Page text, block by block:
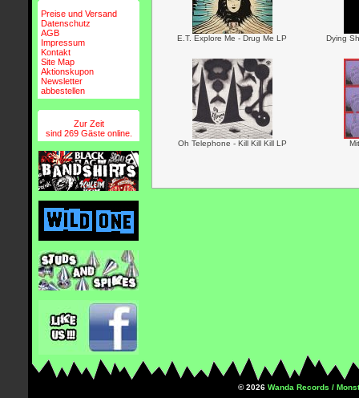
Preise und Versand
Datenschutz
AGB
Impressum
Kontakt
Site Map
Aktionskupon
Newsletter
abbestellen
Zur Zeit
sind 269 Gäste online.
E.T. Explore Me - Drug Me LP Dying
Oh Telephone - Kill Kill Kill LP
© 2026 Wanda Records /